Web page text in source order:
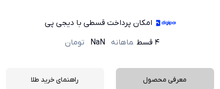
امکان پرداخت قسطی با دیجی پی
۴ قسط
ماهانه NaN تومان
معرفی محصول راهنمای خرید طلا